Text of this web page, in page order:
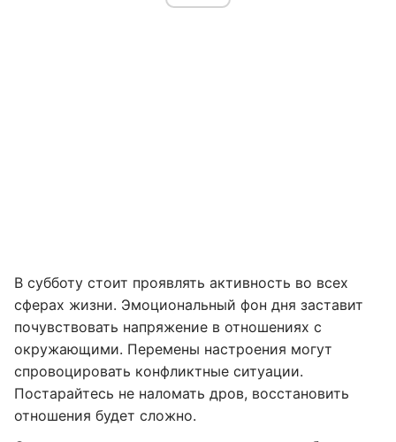
В субботу стоит проявлять активность во всех
сферах жизни. Эмоциональный фон дня заставит
почувствовать напряжение в отношениях с
окружающими. Перемены настроения могут
спровоцировать конфликтные ситуации.
Постарайтесь не наломать дров, восстановить
отношения будет сложно.